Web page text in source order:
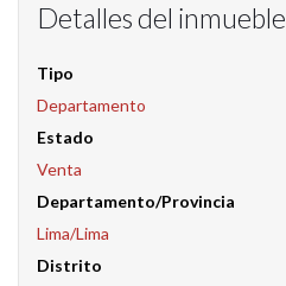
Detalles del inmueble
Tipo
Departamento
Estado
Venta
Departamento/Provincia
Lima/Lima
Distrito